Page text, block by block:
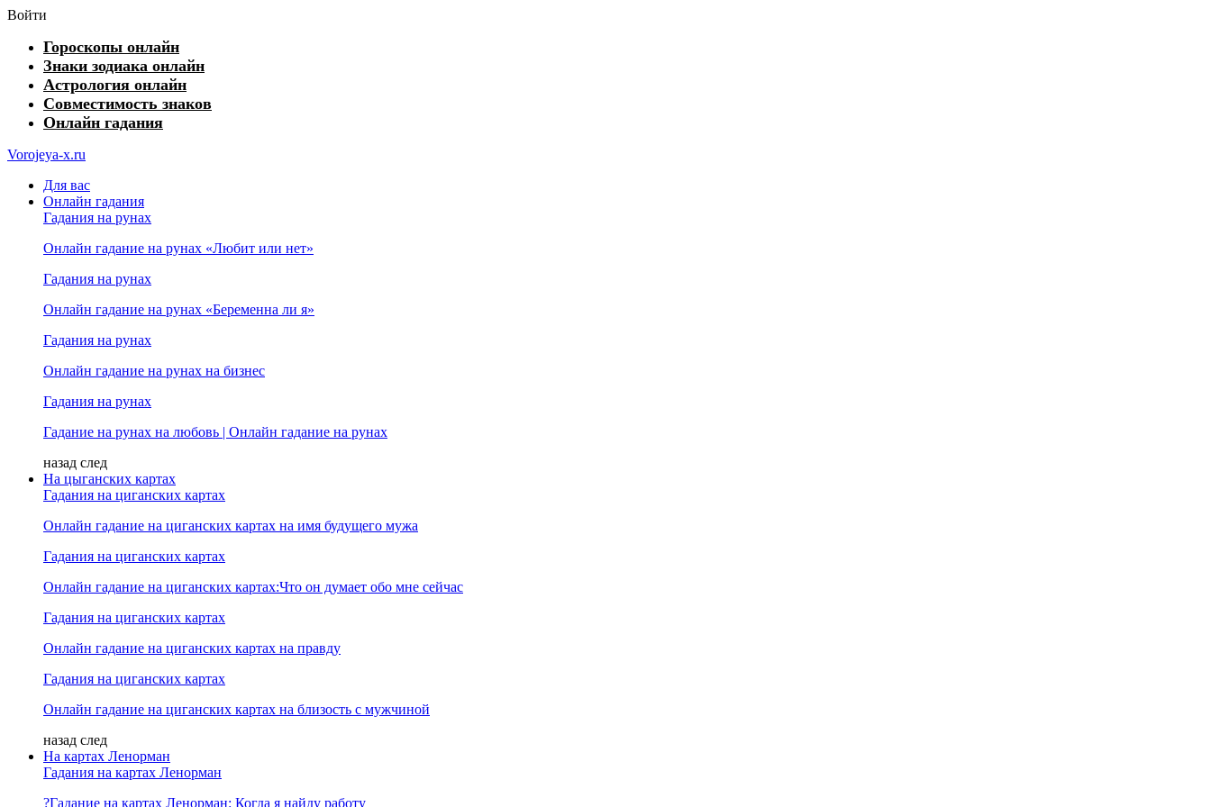
Войти
Гороскопы онлайн
Знаки зодиака онлайн
Астрология онлайн
Совместимость знаков
Онлайн гадания
Vorojeya-x.ru
Для вас
Онлайн гадания
Гадания на рунах
Онлайн гадание на рунах «Любит или нет»
Гадания на рунах
Онлайн гадание на рунах «Беременна ли я»
Гадания на рунах
Онлайн гадание на рунах на бизнес
Гадания на рунах
Гадание на рунах на любовь | Онлайн гадание на рунах
назад след
На цыганских картах
Гадания на циганских картах
Онлайн гадание на циганских картах на имя будущего мужа
Гадания на циганских картах
Онлайн гадание на циганских картах:Что он думает обо мне сейчас
Гадания на циганских картах
Онлайн гадание на циганских картах на правду
Гадания на циганских картах
Онлайн гадание на циганских картах на близость с мужчиной
назад след
На картах Ленорман
Гадания на картах Ленорман
?Гадание на картах Ленорман: Когда я найду работу